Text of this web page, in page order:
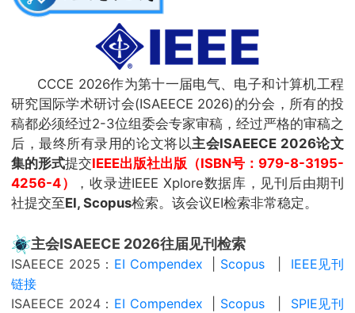
CCCE 2026作为第十一届电气、电子和计算机工程
研究国际学术研讨会(ISAEECE 2026)的分会，所有的投
稿都必须经过2-3位组委会专家审稿，经过严格的审稿之
后，最终所有录用的论文将以主会ISAEECE 2026论文
集的形式提交IEEE出版社出版（ISBN号：979-8-3195-
4256-4）
，收录进IEEE Xplore数据库，见刊后由期刊
社提交至EI, Scopus检索。该会议EI检索非常稳定。
主会ISAEECE 2026往届见刊检索
ISAEECE 2025： EI Compendex Scopus| IEEE见刊
链接
ISAEECE 2024： EI Compendex Scopus| SPIE见刊